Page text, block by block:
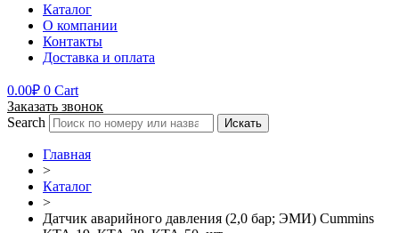
Каталог
О компании
Контакты
Доставка и оплата
0.00₽ 0 Cart
Заказать звонок
Search
Искать
Главная
>
Каталог
>
Датчик аварийного давления (2,0 бар; ЭМИ) Cummins